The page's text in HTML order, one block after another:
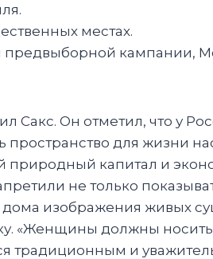
местах.
предвыборной кампании,
Сакс. Он отметил, что у
для жизни
капитал и
не только
изображения живых
«Женщины должны
традиционным и